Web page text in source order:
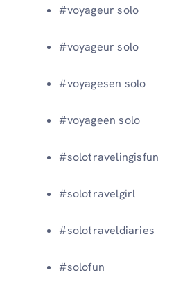
#voyageur solo
#voyageur solo
#voyagesen solo
#voyageen solo
#solotravelingisfun
#solotravelgirl
#solotraveldiaries
#solofun